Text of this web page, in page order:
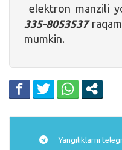
elektron manzili
335-8053537
mumkin.
Yangiliklarni